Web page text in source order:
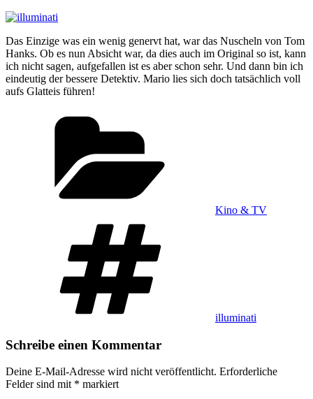
Das Einzige was ein wenig genervt hat, war das Nuscheln von Tom
Hanks. Ob es nun Absicht war, da dies auch im Original so ist, kann
ich nicht sagen, aufgefallen ist es aber schon sehr. Und dann bin ich
eindeutig der bessere Detektiv. Mario lies sich doch tatsächlich voll
aufs Glatteis führen!
Kino & TV
illuminati
Schreibe einen Kommentar
Deine E-Mail-Adresse wird nicht veröffentlicht. Erforderliche
Felder sind mit * markiert